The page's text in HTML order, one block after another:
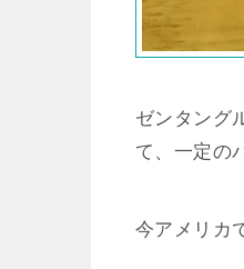
ゼンタング
て、一定の
今アメリカ